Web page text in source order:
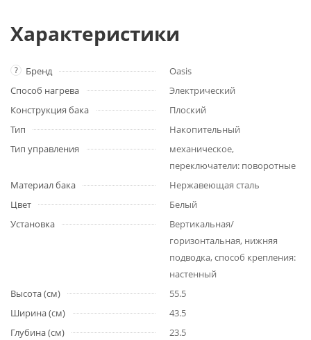
Характеристики
? Бренд
Oasis
Способ нагрева
Электрический
Конструкция бака
Плоский
Тип
Накопительный
Тип управления
механическое,
переключатели: поворотные
Материал бака
Нержавеющая сталь
Цвет
Белый
Установка
Вертикальная/
горизонтальная, нижняя
подводка, способ крепления:
настенный
Высота (см)
55.5
Ширина (см)
43.5
Глубина (см)
23.5